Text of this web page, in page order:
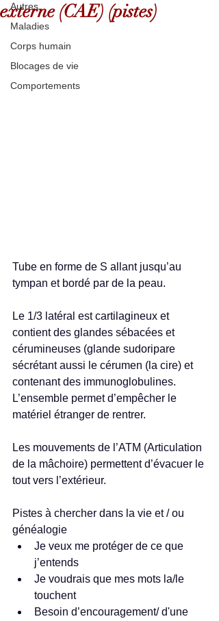
Autres
Maladies
Corps humain
Blocages de vie
Comportements
externe (CAE) (pistes)
Tube en forme de S allant jusqu’au
tympan et bordé par de la peau.
Le 1/3 latéral est cartilagineux et
contient des glandes sébacées et
cérumineuses (glande sudoripare
sécrétant aussi le cérumen (la cire) et
contenant des immunoglobulines.
L’ensemble permet d’empêcher le
matériel étranger de rentrer.
Les mouvements de l’ATM (Articulation
de la mâchoire) permettent d’évacuer le
tout vers l’extérieur.
Pistes à chercher dans la vie et / ou
généalogie
Je veux me protéger de ce que
j’entends
Je voudrais que mes mots la/le
touchent
Besoin d’encouragement/ d'une